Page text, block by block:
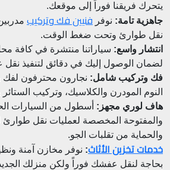
يتحرك فريقنا فوراً إلى موقعك.
جاهزية تامة: نوفر فنيين فك وتركيب
نقل طوارئ وتحت ضغط الوقت.
انتشار واسع: سياراتنا منتشرة في كافة
لضمان الوصول إليك في دقائق لتنفيذ
فك وتركيب شامل: نجارون محترفون
النوم المودرن والكلاسيك، وتركيب
هاف لوري مجهز: أسطول من السيارات
والمفتوحة المخصصة لعمليات نقل
والحماية من تقلبات الجو.
خدمات تخزين الأثاث: نوفر مخازن آمنة
بحاجة لنقل عفشك فوراً ولكن منزلك